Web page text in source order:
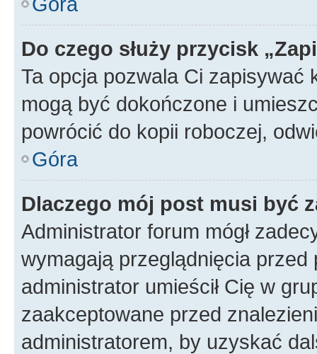
Do czego służy przycisk
Ta opcja pozwala Ci zapisywać
mogą być dokończone i
powrócić do kopii roboczej,
Góra
Dlaczego mój post musi być
Administrator forum mógł
wymagają przeglądnięcia
administrator umieścił Cię w
zaakceptowane przed
administratorem, by uzyskać